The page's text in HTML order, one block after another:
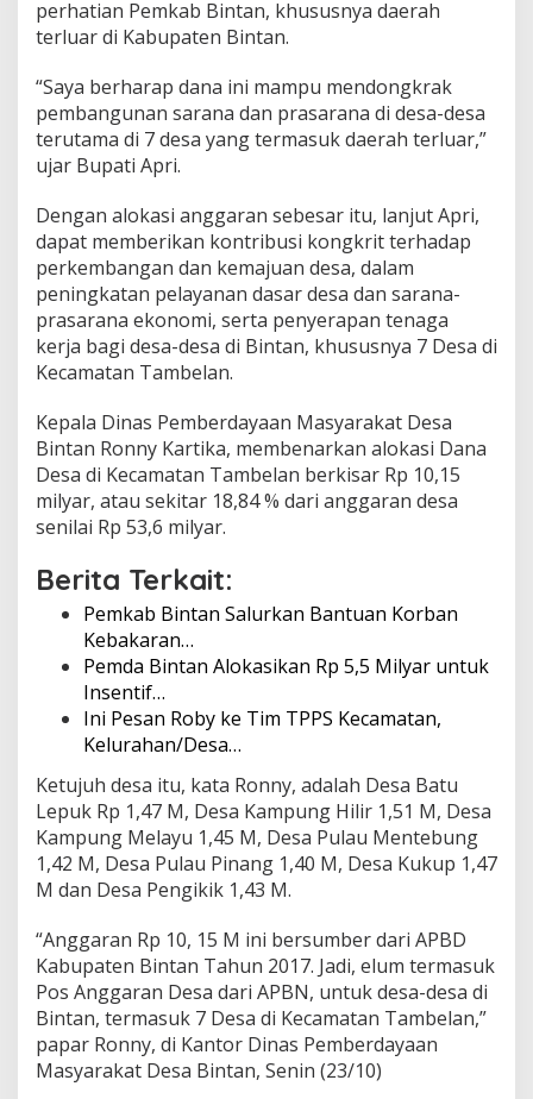
a
d
i
e
c
a
a
n
T
a
m
b
e
l
n
.
perhatian Pemkab Bintan, khususnya daerah
terluar di Kabupaten Bintan.
“Saya berharap dana ini mampu mendongkrak
pembangunan sarana dan prasarana di desa-desa
terutama di 7 desa yang termasuk daerah terluar,”
ujar Bupati Apri.
Dengan alokasi anggaran sebesar itu, lanjut Apri,
dapat memberikan kontribusi kongkrit terhadap
perkembangan dan kemajuan desa, dalam
peningkatan pelayanan dasar desa dan sarana-
prasarana ekonomi, serta penyerapan tenaga
kerja bagi desa-desa di Bintan, khususnya 7 Desa di
Kecamatan Tambelan.
Kepala Dinas Pemberdayaan Masyarakat Desa
Bintan Ronny Kartika, membenarkan alokasi Dana
Desa di Kecamatan Tambelan berkisar Rp 10,15
milyar, atau sekitar 18,84 % dari anggaran desa
senilai Rp 53,6 milyar.
Berita Terkait:
Pemkab Bintan Salurkan Bantuan Korban
Kebakaran…
Pemda Bintan Alokasikan Rp 5,5 Milyar untuk
Insentif…
Ini Pesan Roby ke Tim TPPS Kecamatan,
Kelurahan/Desa…
Ketujuh desa itu, kata Ronny, adalah Desa Batu
Lepuk Rp 1,47 M, Desa Kampung Hilir 1,51 M, Desa
Kampung Melayu 1,45 M, Desa Pulau Mentebung
1,42 M, Desa Pulau Pinang 1,40 M, Desa Kukup 1,47
M dan Desa Pengikik 1,43 M.
“Anggaran Rp 10, 15 M ini bersumber dari APBD
Kabupaten Bintan Tahun 2017. Jadi, elum termasuk
Pos Anggaran Desa dari APBN, untuk desa-desa di
Bintan, termasuk 7 Desa di Kecamatan Tambelan,”
papar Ronny, di Kantor Dinas Pemberdayaan
Masyarakat Desa Bintan, Senin (23/10)